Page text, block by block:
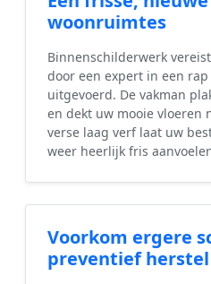
woonruimtes
Binnenschilderwerk
door een expert in een
uitgevoerd. De vakman
en dekt uw mooie vloeren
verse laag verf laat uw
weer heerlijk fris
Voorkom ergere
preventief herstel